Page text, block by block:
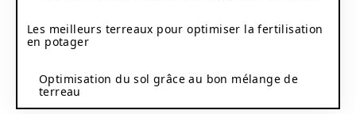
Les meilleurs terreaux pour optimiser la fertilisation
en potager
Optimisation du sol grâce au bon mélange de
terreau